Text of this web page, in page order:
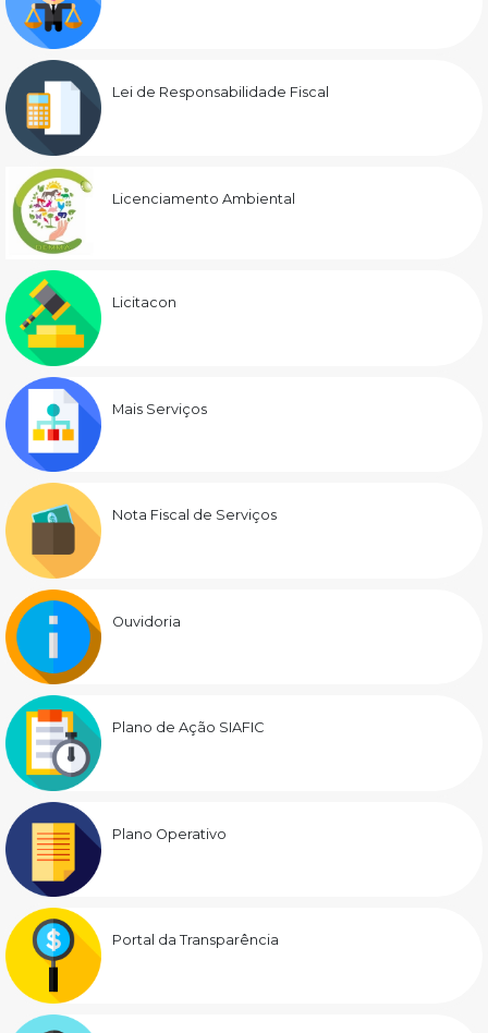
Lei de Responsabilidade Fiscal
Licenciamento Ambiental
Licitacon
Mais Serviços
Nota Fiscal de Serviços
Ouvidoria
Plano de Ação SIAFIC
Plano Operativo
Portal da Transparência